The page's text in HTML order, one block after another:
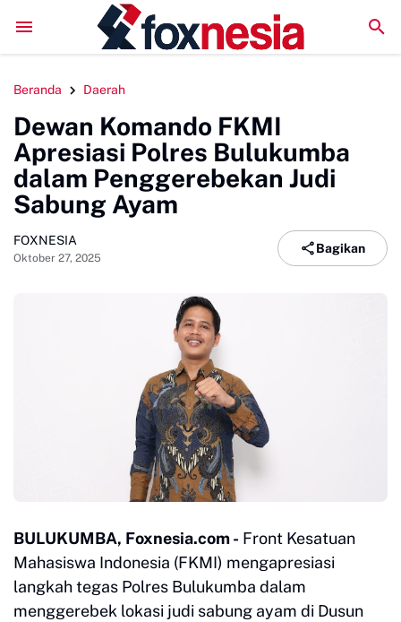
LPM Penalaran UNM Gelar Sidang Pleno, Evaluasi
Beranda Daerah
Dewan Komando FKMI
Apresiasi Polres Bulukumba
dalam Penggerebekan Judi
Sabung Ayam
FOXNESIA
Oktober 27, 2025
Bagikan
BULUKUMBA, Foxnesia.com - Front Kesatuan
Mahasiswa Indonesia (FKMI) mengapresiasi
langkah tegas Polres Bulukumba dalam
menggerebek lokasi judi sabung ayam di Dusun